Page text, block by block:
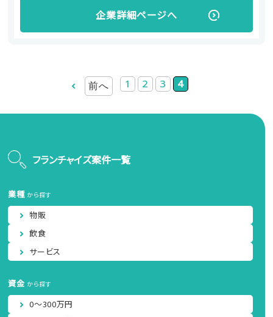
企業詳細ページへ
前へ 1 2 3 4
フランチャイズ案件一覧
業種から探す
物販
飲食
サービス
資金から探す
0～300万円